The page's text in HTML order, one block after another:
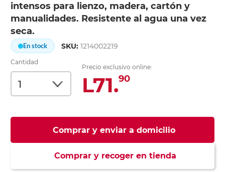
intensos para lienzo, madera, cartón y
manualidades. Resistente al agua una vez
seca.
En stock SKU:1214002219
Cantidad
Precio exclusivo online:
L71.90
Comprar y enviar a domicilio
Comprar y recoger en tienda